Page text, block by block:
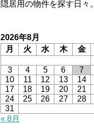
隠居用の物件を探す日々。
2026年8月
月
火 水 木 金
3
4 5 6 7
10
11 12 13 14
17
18 19 20 21
24
25 26 27 28
31
« 8月